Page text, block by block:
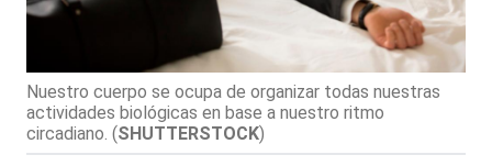
Nuestro cuerpo se ocupa de organizar todas nuestras
actividades biológicas en base a nuestro ritmo
circadiano. (SHUTTERSTOCK)